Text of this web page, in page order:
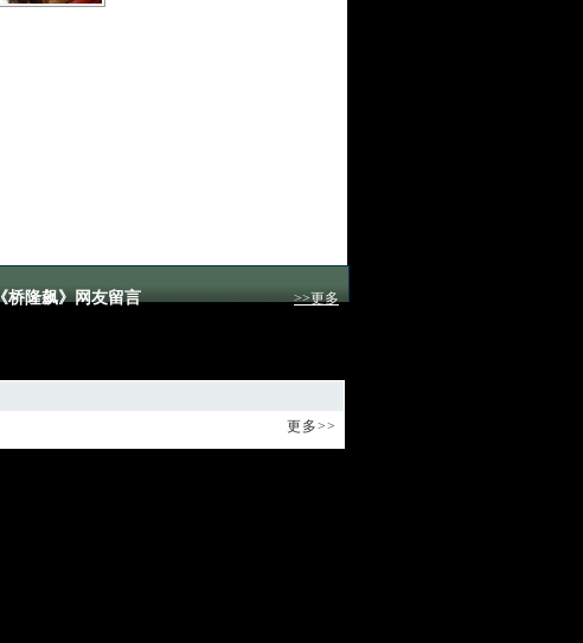
《桥隆飙》网友留言 >>更多
更多>>